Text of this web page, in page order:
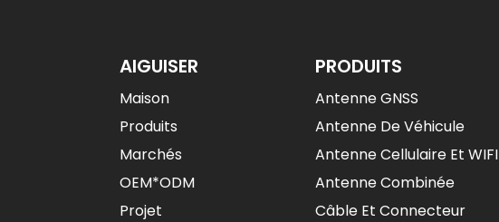
AIGUISER
Maison
Produits
Marchés
OEM*ODM
Projet
PRODUITS
Antenne GNSS
Antenne De Véhicule
Antenne Cellulaire Et WIFI
Antenne Combinée
Câble Et Connecteur